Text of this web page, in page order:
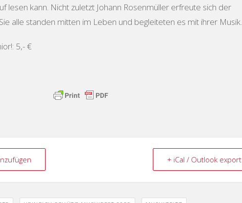
lesen kann. Nicht zuletzt Johann Rosenmüller erfreute sich der
alle standen mitten im Leben und begleiteten es mit ihrer Musik.
5,- €
+ iCal / Outlook export